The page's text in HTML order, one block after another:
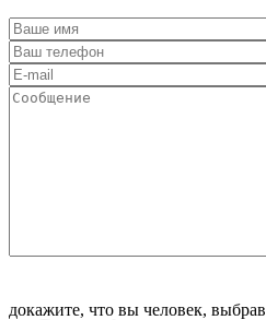
докажите, что вы человек, выбрав